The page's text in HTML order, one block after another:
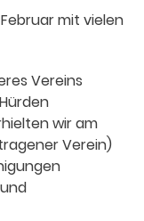
mit vielen
Vereins
wir am
Verein)